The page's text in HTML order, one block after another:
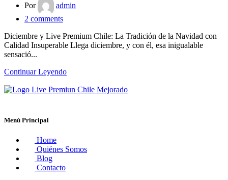
Por
admin
2 comments
Diciembre y Live Premium Chile: La Tradición de la Navidad con
Calidad Insuperable Llega diciembre, y con él, esa inigualable
sensació...
Continuar Leyendo
Menú Principal
Home
Quiénes Somos
Blog
Contacto